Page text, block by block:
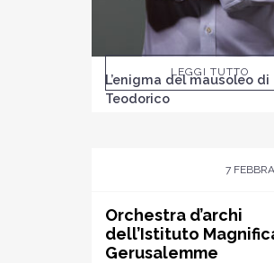
L’enigma del mausoleo di
Teodorico
LEGGI TUTTO
7
Orchestra d’archi
dell’Istituto
Gerusalemme